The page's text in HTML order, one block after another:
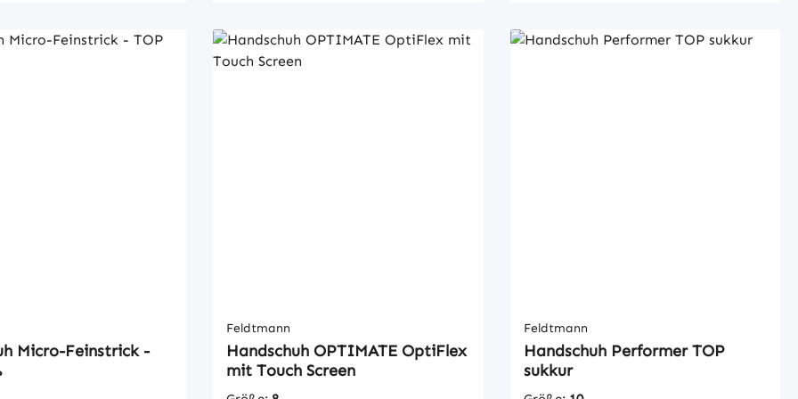
*Preis pro Maske
Mindestabnahmemenge 10 Paar =
1 VE
in Lager und
alle Handwerker. Bei
erstellen wir
Klettverschluss am Handgelenk
Knöchelschutz aus flexiblem
Polycholopren PREMIUM-
Micro-Feinstrick -
Feldtmann
Handschuh OPTIMATE OptiFlex
mit Touch Screen
Feldtmann
Handschuh Performer TOP
sukkur